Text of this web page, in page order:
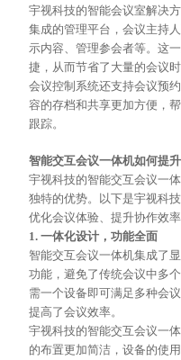
宇视科技的智能会议室解决
集成的管理平台，会议主持
示内容、管理参会者等。这
捷，从而节省了大量的会议时
会议控制系统还支持会议预
容的存档和共享更加方便，
跟踪。
智能交互会议一体机如何提
宇视科技的智能交互会议一
独特的优势。以下是宇视科
优化会议体验、提升协作效
1. 一体化设计，功能全面
智能交互会议一体机集成了
功能，避免了传统会议中多
需一个设备即可满足多种会
提高了会议效率。
宇视科技的智能交互会议一
的布置更加简洁，设备的使